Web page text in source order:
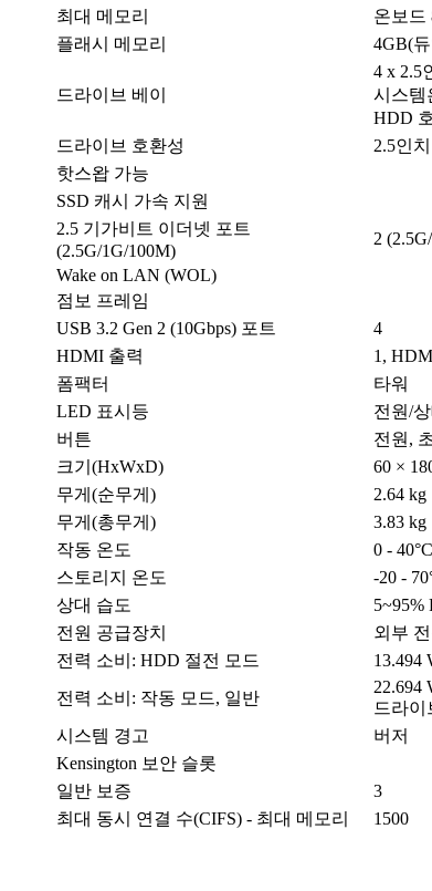
최대 메모리
온보드
플래시 메모리
4GB(
드라이브 베이
4 x 2.5
시스템
HDD
드라이브 호환성
2.5인
핫스왑 가능
SSD 캐시 가속 지원
2.5 기가비트 이더넷 포트
(2.5G/1G/100M)
2
Wake on LAN (WOL)
점보 프레임
USB 3.2 Gen 2 (10Gbps) 포트
4
HDMI 출력
1,
폼팩터
타워
LED 표시등
전원/
버튼
전원,
크기(HxWxD)
60 ×
무게(순무게)
2.64 kg
무게(총무게)
3.83 kg
작동 온도
0 -
스토리지 온도
-20 -
상대 습도
5~95%
전원 공급장치
외부
전력 소비: HDD 절전 모드
13.494
전력 소비: 작동 모드, 일반
22.694
드라이
시스템 경고
버저
Kensington 보안 슬롯
일반 보증
3
최대 동시 연결 수(CIFS) - 최대 메모리
1500